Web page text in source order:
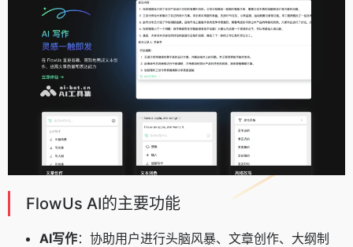
FlowUs AI的主要功能
AI写作：协助用户进行头脑风暴、文章创作、大纲制